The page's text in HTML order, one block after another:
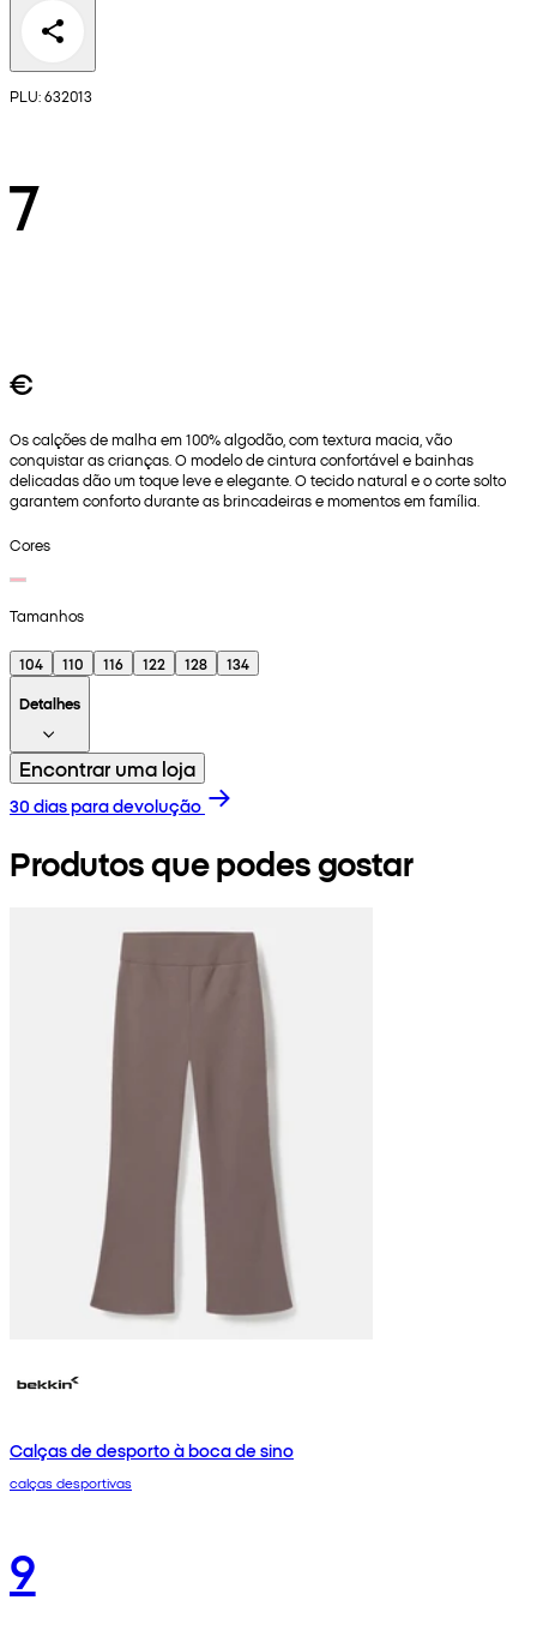
PLU: 632013
7
€
Os calções de malha em 100% algodão, com textura macia, vão
conquistar as crianças. O modelo de cintura confortável e bainhas
delicadas dão um toque leve e elegante. O tecido natural e o corte solto
garantem conforto durante as brincadeiras e momentos em família.
Cores
Tamanhos
104 110 116 122 128
134
Detalhes
Encontrar uma loja
30 dias para devolução
Produtos que podes gostar
Calças de desporto à boca de sino
calças desportivas
9